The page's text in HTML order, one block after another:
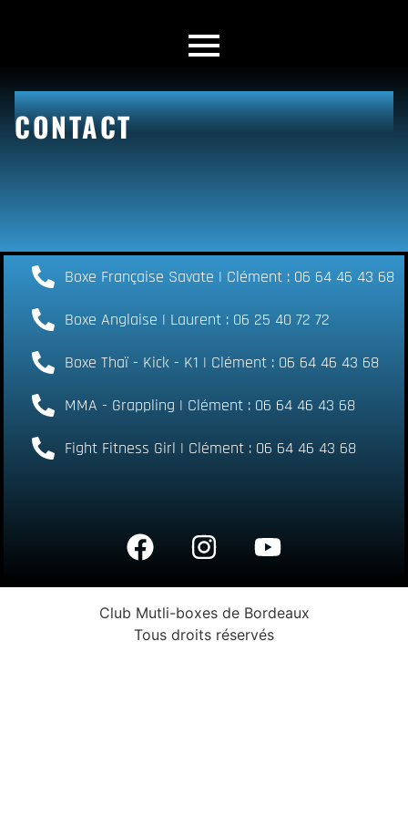
CONTACT
Boxe Française Savate | Clément : 06 64 46 43 68
Boxe Anglaise | Laurent : 06 25 40 72 72
Boxe Thaï - Kick - K1 | Clément : 06 64 46 43 68
MMA - Grappling | Clément : 06 64 46 43 68
Fight Fitness Girl | Clément : 06 64 46 43 68
Club Mutli-boxes de Bordeaux
Tous droits réservés